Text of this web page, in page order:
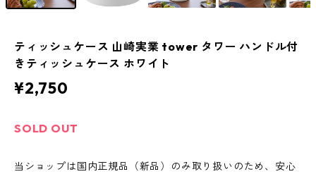
ティッシュケース 山崎実業 tower タワー ハンドル付
きティッシュケース ホワイト
¥2,750
SOLD OUT
当ショップは国内正規品（新品）のみ取り扱いのため、安心